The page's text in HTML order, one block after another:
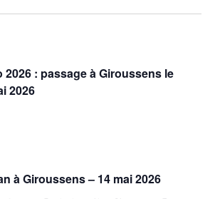
2026 : passage à Giroussens le
2026
à Giroussens – 14 mai 2026